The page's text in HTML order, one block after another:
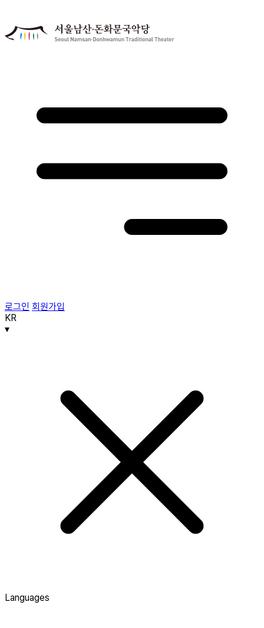
로그인 회원가입
KR
▾
Languages